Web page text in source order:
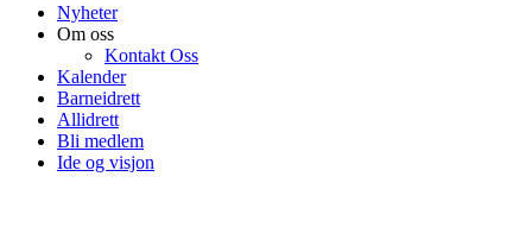
Nyheter
Om oss
Kontakt Oss
Kalender
Barneidrett
Allidrett
Bli medlem
Ide og visjon